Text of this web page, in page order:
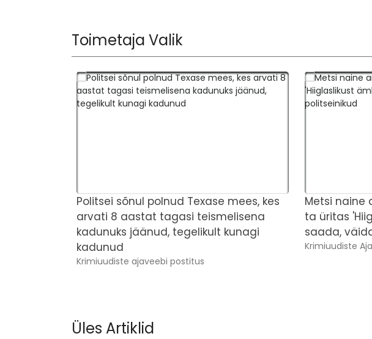
Toimetaja Valik
Politsei sõnul polnud Texase mees, kes
arvati 8 aastat tagasi teismelisena
kadunuks jäänud, tegelikult kunagi
kadunud
Krimiuudiste ajaveebi postitus
Metsi naine
ta üritas
saada,
Krimiuudiste
Üles Artiklid